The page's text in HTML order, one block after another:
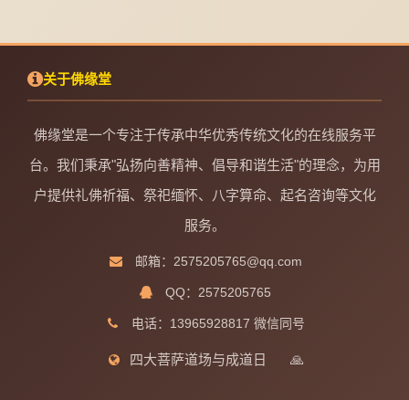
关于佛缘堂
佛缘堂是一个专注于传承中华优秀传统文化的在线服务平
台。我们秉承"弘扬向善精神、倡导和谐生活"的理念，为用
户提供礼佛祈福、祭祀缅怀、八字算命、起名咨询等文化
服务。
邮箱：2575205765@qq.com
QQ：2575205765
电话：13965928817 微信同号
四大菩萨道场与成道日 🙏